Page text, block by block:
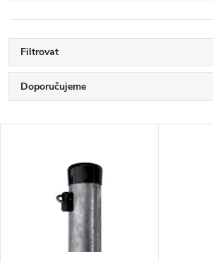
Filtrovat
Ř
a
Doporučujeme
Nejprodávanější
Abecedně